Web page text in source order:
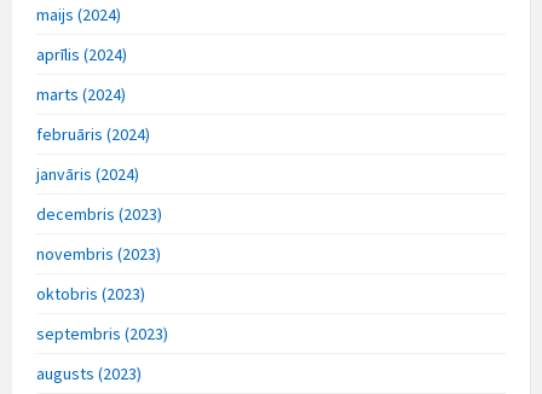
maijs (2024)
aprīlis (2024)
marts (2024)
februāris (2024)
janvāris (2024)
decembris (2023)
novembris (2023)
oktobris (2023)
septembris (2023)
augusts (2023)